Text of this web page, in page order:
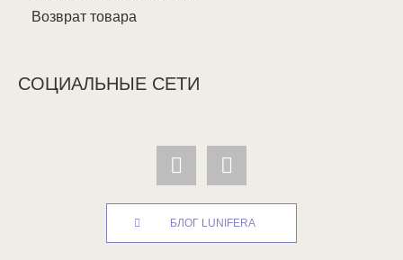
Возврат товара
СОЦИАЛЬНЫЕ СЕТИ
БЛОГ LUNIFERA